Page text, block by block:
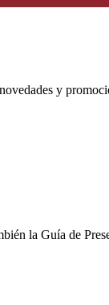
y
la Guía de